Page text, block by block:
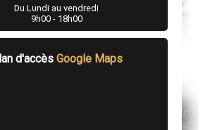
Du Lundi au vendredi
9h00 - 18h00
d'accès Google Maps